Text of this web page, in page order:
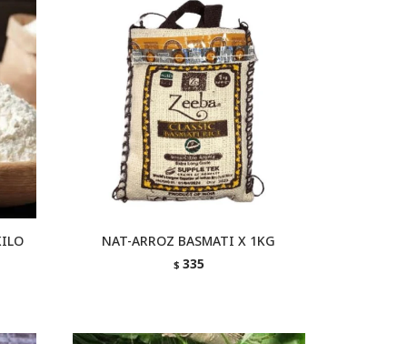
NAT-ARROZ BASMATI X 1KG
$ 335